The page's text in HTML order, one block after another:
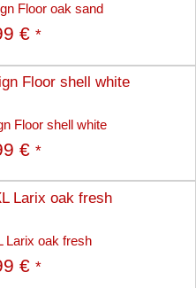
Floor oak sand
€ *
Floor shell white
€ *
Larix oak fresh
€ *